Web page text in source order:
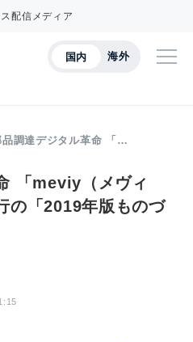
配信メディア
国内 海外
品調達デジタル革命 「…
「meviy（メヴィ
の「2019年版ものづ